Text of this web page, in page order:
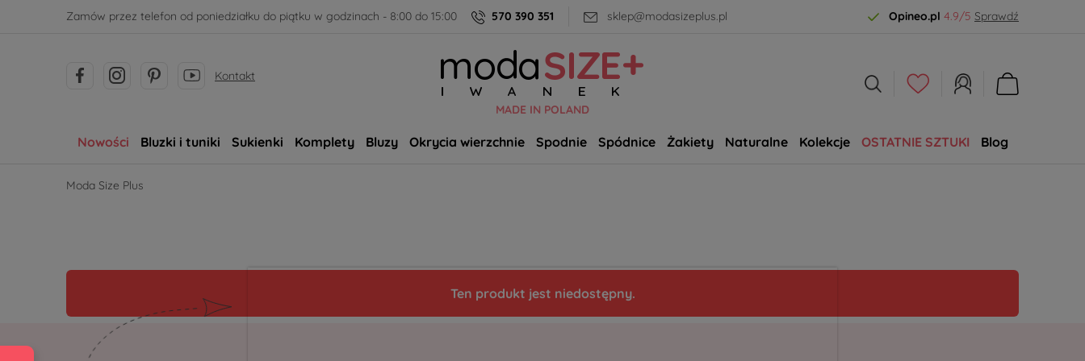
Zamów przez telefon od poniedziałku do piątku w godzinach - 8:00 do 15:00 570 390 351 sklep@modasizeplus.pl Opineo.pl 4.9/5 Sprawdź
Kontakt
MADE IN POLAND
Nowości Bluzki i tuniki Sukienki Komplety Bluzy Okrycia wierzchnie Spodnie Spódnice Żakiety Naturalne Kolekcje OSTATNIE SZTUKI
Blog
Moda Size Plus
Ten produkt jest niedostępny.